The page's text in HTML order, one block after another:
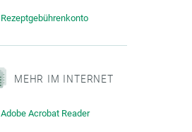
Rezeptgebührenkonto
MEHR IM INTERNET
Adobe Acrobat Reader